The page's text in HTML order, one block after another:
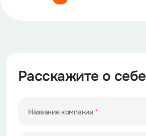
Расскажите о себе
Название компании